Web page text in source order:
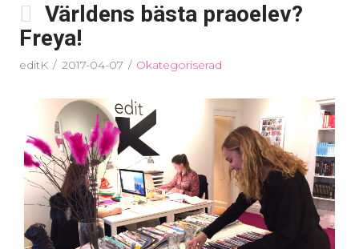
Världens bästa praoelev?
Freya!
editK 2017-04-07 Okategoriserad